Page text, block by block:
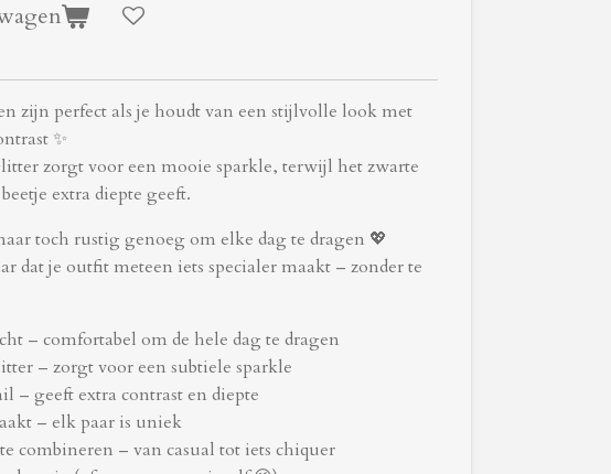
zijn perfect als je houdt van een stijlvolle look met
✨
zorgt voor een mooie sparkle, terwijl het zwarte
extra diepte geeft.
toch rustig genoeg om elke dag te dragen 💖
dat je outfit meteen iets specialer maakt – zonder te
– comfortabel om de hele dag te dragen
– zorgt voor een subtiele sparkle
– geeft extra contrast en diepte
– elk paar is uniek
combineren – van casual tot iets chiquer